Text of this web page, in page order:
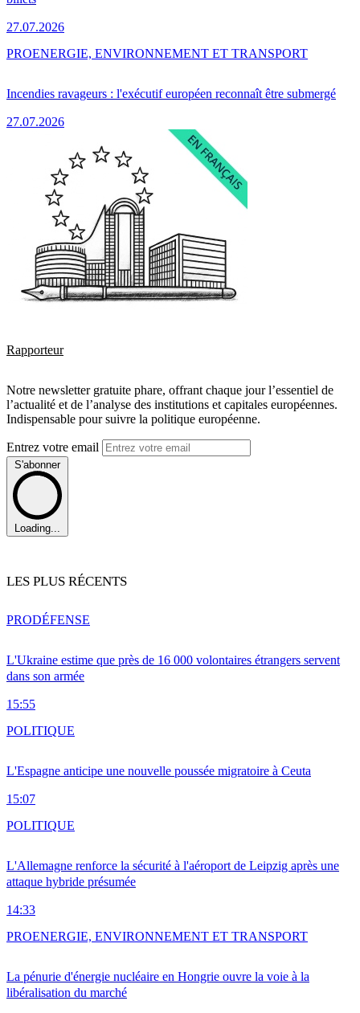
27.07.2026
Incendies ravageurs : l'exécutif européen reconnaît être submergé
27.07.2026
PROENERGIE, ENVIRONNEMENT ET TRANSPORT
Rapporteur
Notre newsletter gratuite phare, offrant chaque jour l’essentiel de
l’actualité et de l’analyse des institutions et capitales européennes.
Indispensable pour suivre la politique européenne.
Entrez votre email
S'abonner
Loading...
LES PLUS RÉCENTS
L'Ukraine estime que près de 16 000 volontaires étrangers servent
dans son armée
15:55
PRODÉFENSE
L'Espagne anticipe une nouvelle poussée migratoire à Ceuta
15:07
POLITIQUE
L'Allemagne renforce la sécurité à l'aéroport de Leipzig après une
attaque hybride présumée
14:33
POLITIQUE
La pénurie d'énergie nucléaire en Hongrie ouvre la voie à la
libéralisation du marché
PROENERGIE, ENVIRONNEMENT ET TRANSPORT